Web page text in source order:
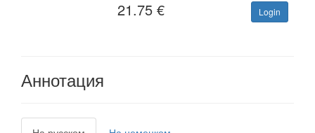
21.75 € Login
Аннотация